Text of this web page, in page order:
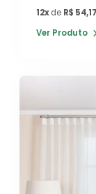
12xde R$ 54,17
Ver Produto